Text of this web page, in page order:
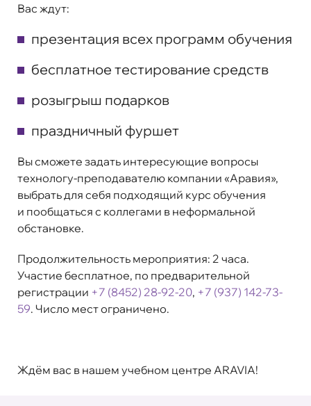
Вас ждут:
презентация всех программ обучения
бесплатное тестирование средств
розыгрыш подарков
праздничный фуршет
Вы сможете задать интересующие вопросы
технологу-преподавателю компании «Аравия»,
выбрать для себя подходящий курс обучения
и пообщаться с коллегами в неформальной
обстановке.
Продолжительность мероприятия: 2 часа.
Участие бесплатное, по предварительной
регистрации +7 (8452) 28-92-20, +7 (937) 142-73-
59. Число мест ограничено.
Ждём вас в нашем учебном центре ARAVIA!